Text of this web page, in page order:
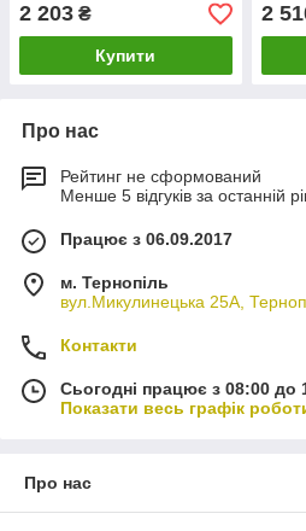
2 203 ₴
Купити
2
Про нас
Рейтинг не сформований
Менше 5 відгуків за останній
Працює з 06.09.2017
м. Тернопіль
вул.Микулинецька 25А,
Контакти
Сьогодні працює з 08:00 до
Показати весь графік
Про нас